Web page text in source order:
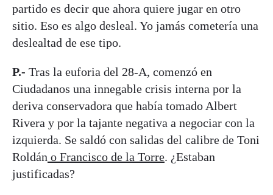
partido es decir que ahora quiere jugar en otro
sitio. Eso es algo desleal. Yo jamás cometería una
deslealtad de ese tipo.
P.- Tras la euforia del 28-A, comenzó en
Ciudadanos una innegable crisis interna por la
deriva conservadora que había tomado Albert
Rivera y por la tajante negativa a negociar con la
izquierda. Se saldó con salidas del calibre de Toni
Roldán o Francisco de la Torre. ¿Estaban
justificadas?